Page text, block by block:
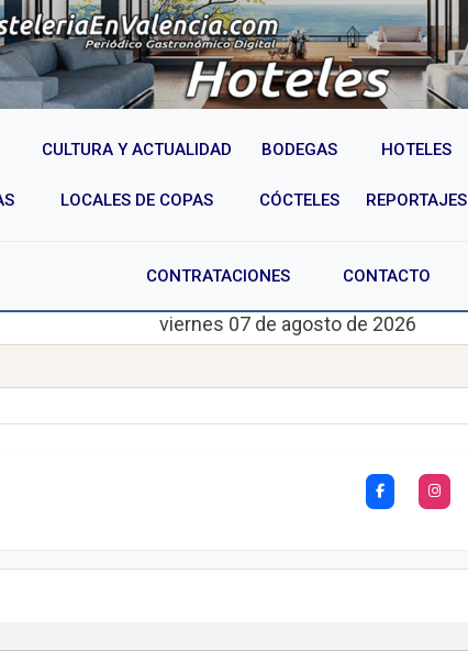
CULTURA Y ACTUALIDAD BODEGAS HOTELES
LOCALES DE COPAS CÓCTELES REPORTAJES
CONTRATACIONES CONTACTO
viernes 07 de agosto de 2026